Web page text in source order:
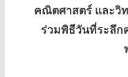
คณิตศาสตร์ และวิ
ร่วมพิธีวันที่ระลึก